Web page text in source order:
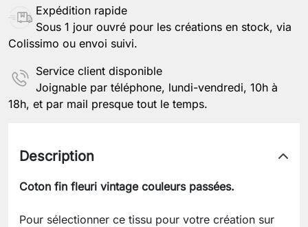
Expédition rapide
Sous 1 jour ouvré pour les créations en stock, via
Colissimo ou envoi suivi.
Service client disponible
Joignable par téléphone, lundi-vendredi, 10h à
18h, et par mail presque tout le temps.
Description
Coton fin fleuri vintage couleurs passées.
Pour sélectionner ce tissu pour votre création sur